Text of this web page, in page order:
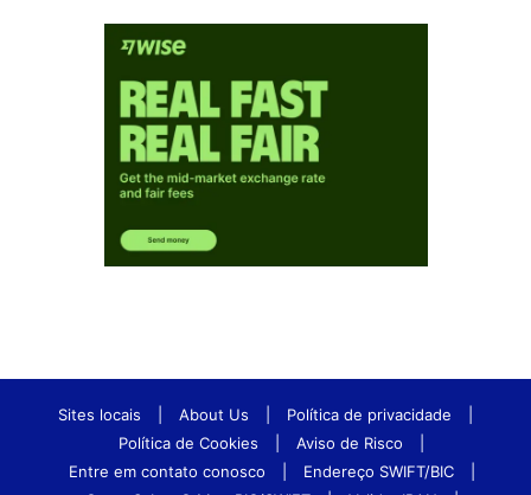
Sites locais About Us Política de privacidade
Política de Cookies
Aviso de Risco
Entre em contato conosco
Endereço SWIFT/BIC